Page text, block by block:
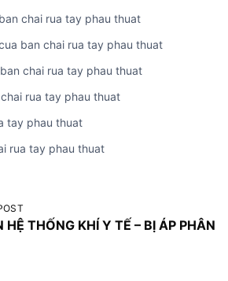
chai rua tay phau thuat
ban chai rua tay phau thuat
chai rua tay phau thuat
rua tay phau thuat
tay phau thuat
rua tay phau thuat
HỆ THỐNG KHÍ Y TẾ – BỊ ÁP PHÂN